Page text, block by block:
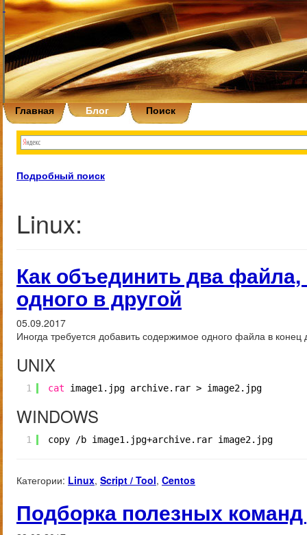
Главная Блог Поиск
Подробный поиск
Linux:
Как объединить два
одного в другой
05.09.2017
Иногда требуется добавить содержимое одного файла в
UNIX
1 cat image1.jpg archive.rar > image2.jpg
WINDOWS
1 copy /b image1.jpg+archive.rar image2.jpg
Категории: Linux, Script / Tool, Centos
Подборка полезных